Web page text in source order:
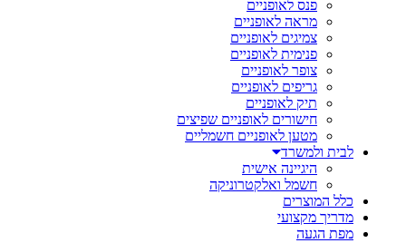
פנס לאופניים
מראה לאופניים
צמיגים לאופניים
פנימית לאופניים
צופר לאופניים
גריפים לאופניים
תיק לאופניים
חישורים לאופניים שפיצים
מטען לאופניים חשמליים
לבית ולמשרד
היגיינה אישית
חשמל ואלקטרוניקה
כלל המוצרים
מדריך מקצועי
מפת הגעה